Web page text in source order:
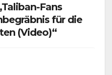
Fans
für die
(Video)“